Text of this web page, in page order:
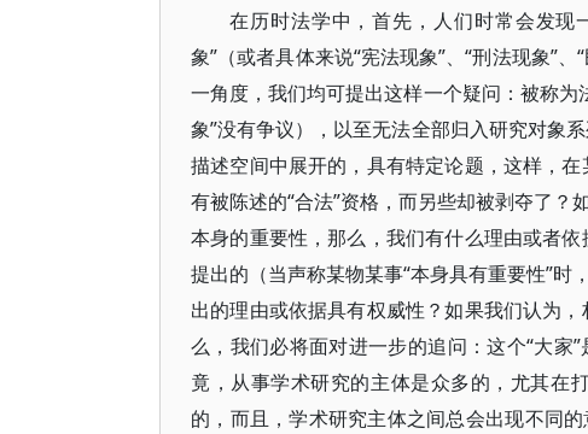
在历时法学中，首先，人们时常会发现
象”（或者具体来说“宪法现象”、“刑法现象”
一角度，我们均可提出这样一个疑问：被称
象”没有争议），以至无法全部归入研究对象
描述空间中展开的，具有特定论题，这样，
有被陈述的“合法”资格，而另些却被剥夺了？
本身的重要性，那么，我们有什么理由或者
提出的（当声称某物某事“本身具有重要性”时
出的理由或依据具有权威性？如果我们认为
么，我们必将面对进一步的追问：这个“大家
竟，从事学术研究的主体是众多的，尤其在
的，而且，学术研究主体之间总会出现不同